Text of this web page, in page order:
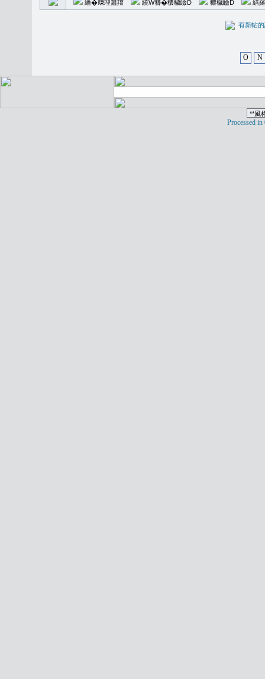
繙�𥪕理簫羶 繞W簪�穠穢瞼D 穠穢瞼D 繕
有新
O N
Processed